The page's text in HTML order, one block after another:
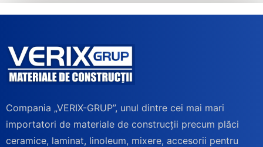
Compania „VERIX-GRUP”, unul dintre cei mai mari
importatori de materiale de construcții precum plăci
ceramice, laminat, linoleum, mixere, accesorii pentru